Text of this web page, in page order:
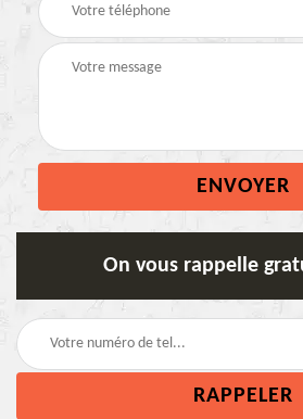
On vous rappelle